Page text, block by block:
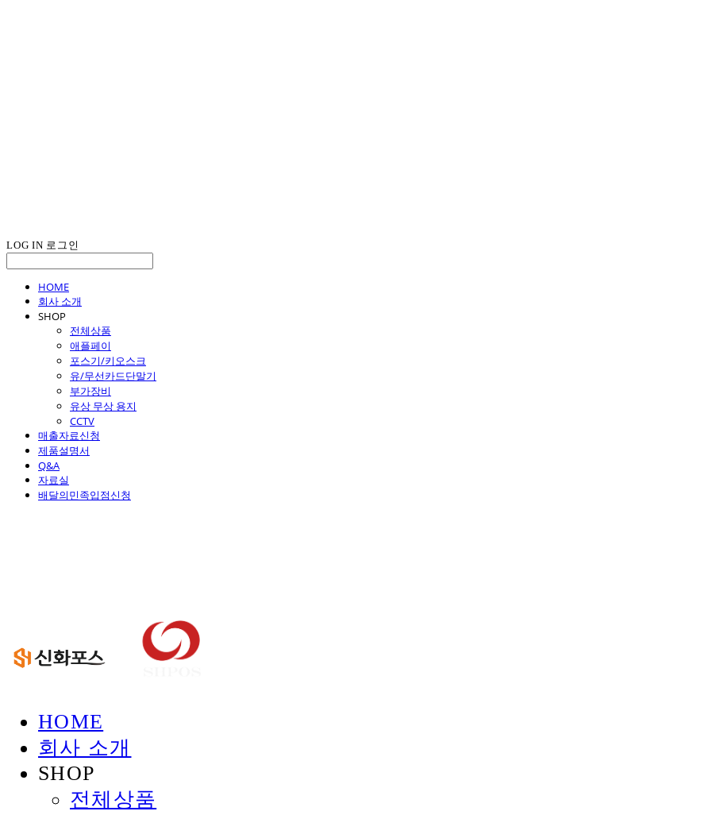
LOG IN 로그인
HOME
회사 소개
SHOP
전체상품
애플페이
포스기/키오스크
유/무선카드단말기
부가장비
유상 무상 용지
CCTV
매출자료신청
제품설명서
Q&A
자료실
배달의민족입점신청
HOME
회사 소개
SHOP
전체상품